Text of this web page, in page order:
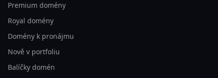
Premium domény
Royal domény
Domény k pronájmu
Nově v portfoliu
Balíčky domén